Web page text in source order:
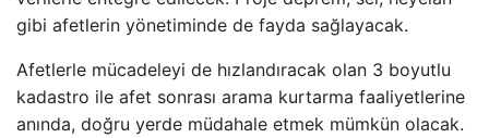
gibi afetlerin yönetiminde de fayda sağlayacak.
Afetlerle mücadeleyi de hızlandıracak olan 3 boyutlu
kadastro ile afet sonrası arama kurtarma faaliyetlerine
anında, doğru yerde müdahale etmek mümkün olacak.